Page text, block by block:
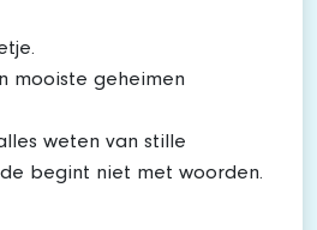
mooiste geheimen
weten van stille
begint niet met woorden.